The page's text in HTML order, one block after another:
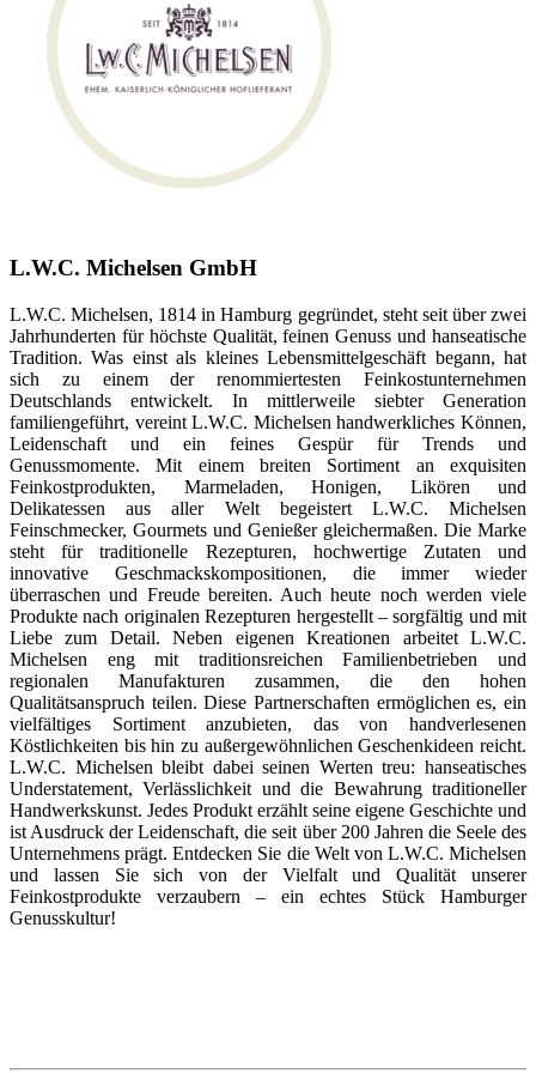
L.W.C. Michelsen GmbH
L.W.C. Michelsen, 1814 in Hamburg gegründet, steht seit über zwei
Jahrhunderten für höchste Qualität, feinen Genuss und hanseatische
Tradition. Was einst als kleines Lebensmittelgeschäft begann, hat
sich zu einem der renommiertesten Feinkostunternehmen
Deutschlands entwickelt. In mittlerweile siebter Generation
familiengeführt, vereint L.W.C. Michelsen handwerkliches Können,
Leidenschaft und ein feines Gespür für Trends und
Genussmomente. Mit einem breiten Sortiment an exquisiten
Feinkostprodukten, Marmeladen, Honigen, Likören und
Delikatessen aus aller Welt begeistert L.W.C. Michelsen
Feinschmecker, Gourmets und Genießer gleichermaßen. Die Marke
steht für traditionelle Rezepturen, hochwertige Zutaten und
innovative Geschmackskompositionen, die immer wieder
überraschen und Freude bereiten. Auch heute noch werden viele
Produkte nach originalen Rezepturen hergestellt – sorgfältig und mit
Liebe zum Detail. Neben eigenen Kreationen arbeitet L.W.C.
Michelsen eng mit traditionsreichen Familienbetrieben und
regionalen Manufakturen zusammen, die den hohen
Qualitätsanspruch teilen. Diese Partnerschaften ermöglichen es, ein
vielfältiges Sortiment anzubieten, das von handverlesenen
Köstlichkeiten bis hin zu außergewöhnlichen Geschenkideen reicht.
L.W.C. Michelsen bleibt dabei seinen Werten treu: hanseatisches
Understatement, Verlässlichkeit und die Bewahrung traditioneller
Handwerkskunst. Jedes Produkt erzählt seine eigene Geschichte und
ist Ausdruck der Leidenschaft, die seit über 200 Jahren die Seele des
Unternehmens prägt. Entdecken Sie die Welt von L.W.C. Michelsen
und lassen Sie sich von der Vielfalt und Qualität unserer
Feinkostprodukte verzaubern – ein echtes Stück Hamburger
Genusskultur!